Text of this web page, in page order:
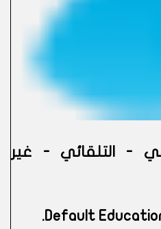
- التلقائي - غير